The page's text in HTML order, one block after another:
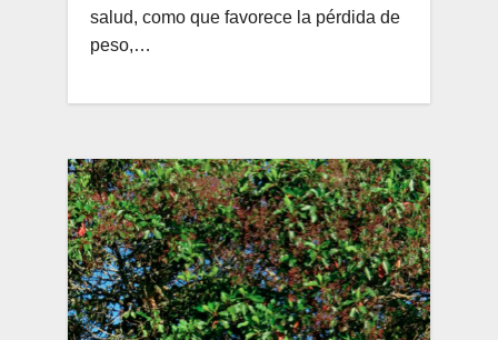
salud, como que favorece la pérdida de
peso,…